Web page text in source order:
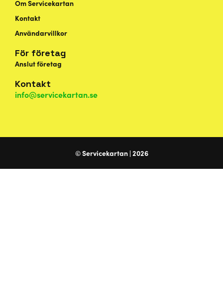
Om Servicekartan
Kontakt
Användarvillkor
För företag
Anslut företag
Kontakt
info@servicekartan.se
© Servicekartan | 2026